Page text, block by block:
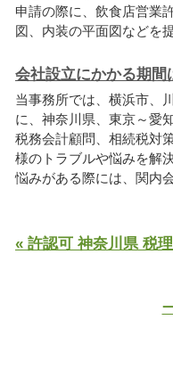
申請の際に、飲食店営業
図、内装の平面図などを
会社設立にかかる期間
当事務所では、横浜市、
に、神奈川県、東京～愛
税務会計顧問、相続税対
様のトラブルや悩みを解
悩みがある際には、関内
« 許認可 神奈川県 税